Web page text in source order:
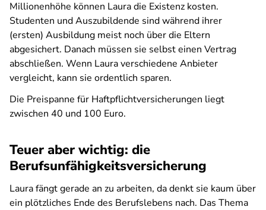
Millionenhöhe können Laura die Existenz kosten.
Studenten und Auszubildende sind während ihrer
(ersten) Ausbildung meist noch über die Eltern
abgesichert. Danach müssen sie selbst einen Vertrag
abschließen. Wenn Laura verschiedene Anbieter
vergleicht, kann sie ordentlich sparen.
Die Preispanne für Haftpflichtversicherungen liegt
zwischen 40 und 100 Euro.
Teuer aber wichtig: die
Berufsunfähigkeitsversicherung
Laura fängt gerade an zu arbeiten, da denkt sie kaum über
ein plötzliches Ende des Berufslebens nach. Das Thema